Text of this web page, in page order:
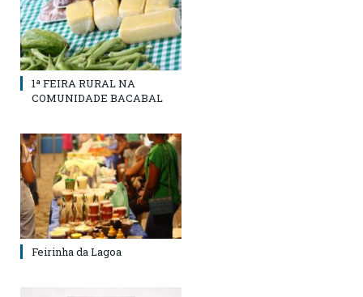
1ª FEIRA RURAL NA
COMUNIDADE BACABAL
Feirinha da Lagoa